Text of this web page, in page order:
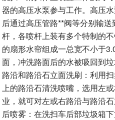
器的高压水泵参与工作。高压
后通过高压管路**阀等分别输
杆，各喷杆上装有多个特制的
的扇形水帘组成一总宽不小于
面，冲洗路面后的水被吸回到垃
路沿和路沿石立面洗刷：利用
上的路沿石清洗喷嘴，选用左
业，就可对左或右路沿与路沿石
后喷雾：在洗扫车后部垃圾箱